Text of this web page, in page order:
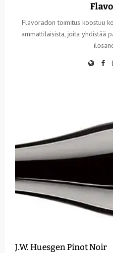
Flavoradon toimitus koostuu
ammattilaisista, joita yhdistää
J.W. Huesgen Pinot Noir